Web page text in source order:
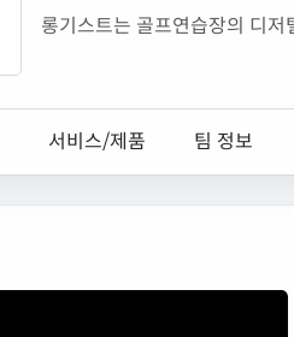
롱기스트는 골프연습장의 디
서비스/제품 팀 정보